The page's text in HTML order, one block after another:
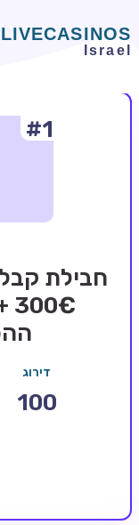
משחקים אונליין
בלאקג'ק אונליין
בונוסים בקזינו אונליין
#1
דירוג
100